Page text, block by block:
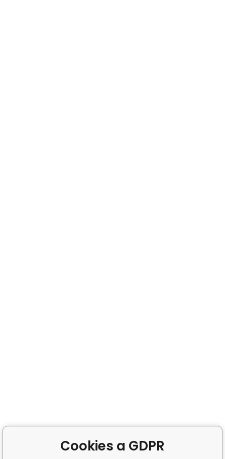
Cookies a GDPR